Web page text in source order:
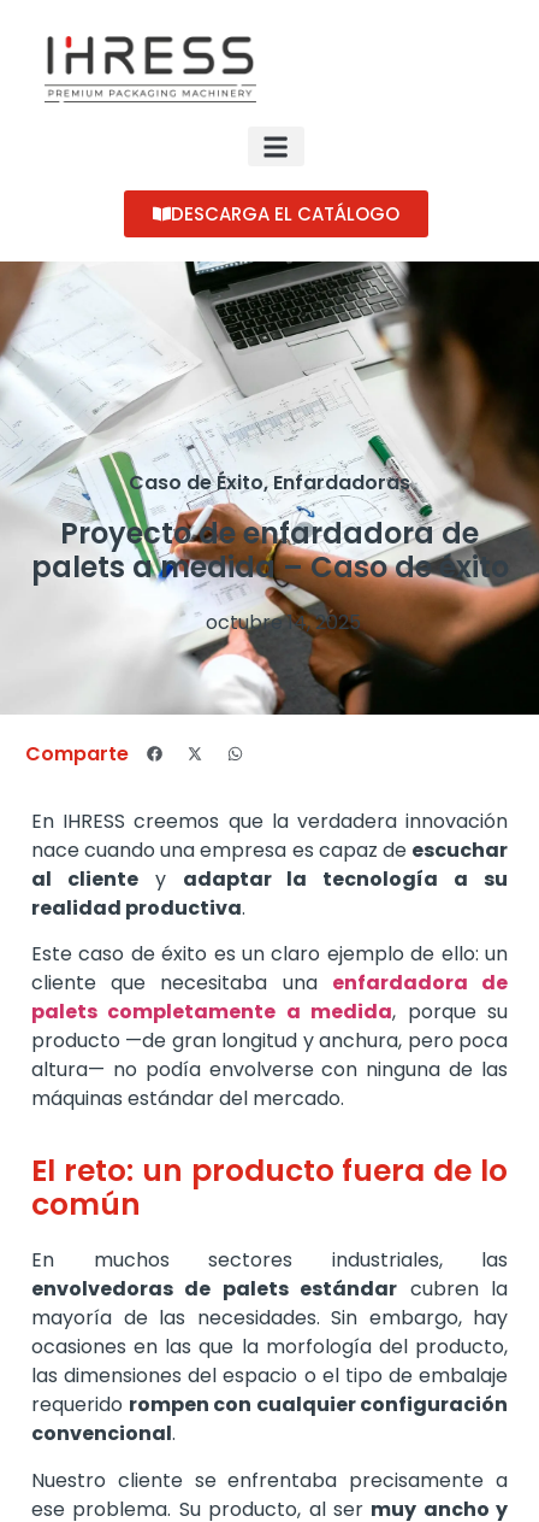
DESCARGA EL CATÁLOGO
Caso de Éxito,Enfardadoras
Proyecto de enfardadora de
palets a medida – Caso de éxito
octubre 14, 2025
Comparte
En IHRESS creemos que la verdadera innovación
nace cuando una empresa es capaz de escuchar
al clientey adaptar la tecnología a su
realidad productiva.
Este caso de éxito es un claro ejemplo de ello: un
cliente que necesitaba una enfardadora de
palets completamente a medida, porque su
producto —de gran longitud y anchura, pero poca
altura— no podía envolverse con ninguna de las
máquinas estándar del mercado.
El reto: un producto fuera de lo
común
En muchos sectores industriales, las
envolvedoras de palets estándar cubren la
mayoría de las necesidades. Sin embargo, hay
ocasiones en las que la morfología del producto,
las dimensiones del espacio o el tipo de embalaje
requerido rompen con cualquier configuración
convencional.
Nuestro cliente se enfrentaba precisamente a
ese problema. Su producto, al ser muy ancho y